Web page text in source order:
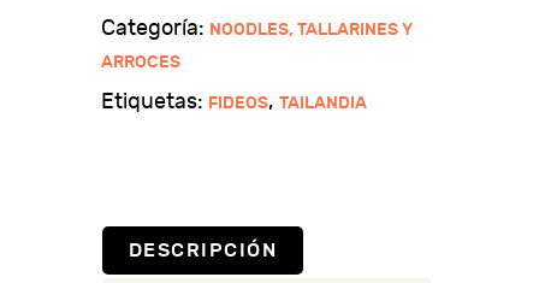
sabor
cantidad
Categoría: NOODLES, TALLARINES Y
ARROCES
Etiquetas: FIDEOS, TAILANDIA
DESCRIPCIÓN